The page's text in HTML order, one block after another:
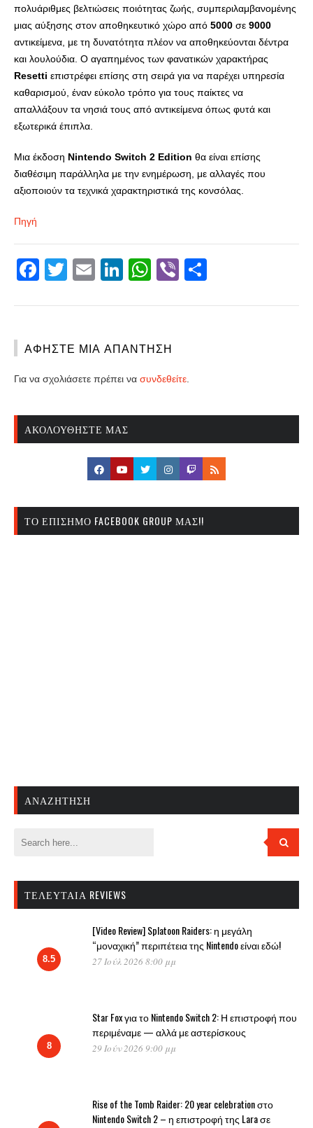
πολυάριθμες βελτιώσεις ποιότητας ζωής, συμπεριλαμβανομένης
μιας αύξησης στον αποθηκευτικό χώρο από 5000 σε 9000
αντικείμενα, με τη δυνατότητα πλέον να αποθηκεύονται δέντρα
και λουλούδια. Ο αγαπημένος των φανατικών χαρακτήρας
Resetti επιστρέφει επίσης στη σειρά για να παρέχει υπηρεσία
καθαρισμού, έναν εύκολο τρόπο για τους παίκτες να
απαλλάξουν τα νησιά τους από αντικείμενα όπως φυτά και
εξωτερικά έπιπλα.
Μια έκδοση Nintendo Switch 2 Edition θα είναι επίσης
διαθέσιμη παράλληλα με την ενημέρωση, με αλλαγές που
αξιοποιούν τα τεχνικά χαρακτηριστικά της κονσόλας.
Πηγή
Facebook
Twitter
EmailLinkedIn
WhatsApp
Viber
ΑΦΉΣΤΕ ΜΙΑ ΑΠΆΝΤΗΣΗ
Για να σχολιάσετε πρέπει να συνδεθείτε
ΑΚΟΛΟΥΘΉΣΤΕ ΜΑΣ
ΤΟ ΕΠΊΣΗΜΟ FACEBOOK GROUP ΜΑΣ!!
ΑΝΑΖΉΤΗΣΗ
ΤΕΛΕΥΤΑΊΑ REVIEWS
8.5
[Video Review] Splatoon Raiders: η μεγάλη
“μοναχική” περιπέτεια της Nintendo είναι εδώ!
27 Ιούλ 2026 8:00 μμ
8
Star Fox για το Nintendo Switch 2: Η επιστροφή που
περιμέναμε — αλλά με αστερίσκους
29 Ιούν 2026 9:00 μμ
Rise of the Tomb Raider: 20 year celebration στο
Nintendo Switch 2 – η επιστροφή της Lara σε